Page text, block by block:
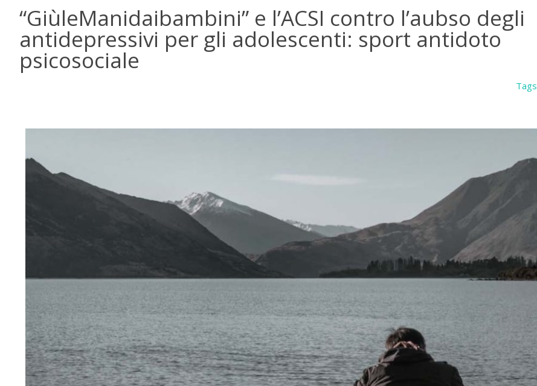
“GiùleManidaibambini” e l’ACSI contro l’aubso degli
antidepressivi per gli adolescenti: sport antidoto
psicosociale
Tags